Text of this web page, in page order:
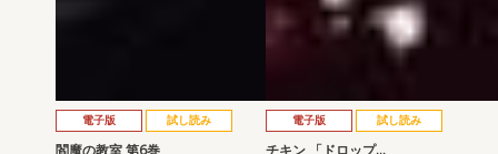
電子版 試し読み
閻魔の教室 第6巻
電子版 試し読み
チキン 「ドロップ…